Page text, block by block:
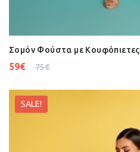
Σομόν Φούστα με Κουφόπιετες
75€
59€
SALE!